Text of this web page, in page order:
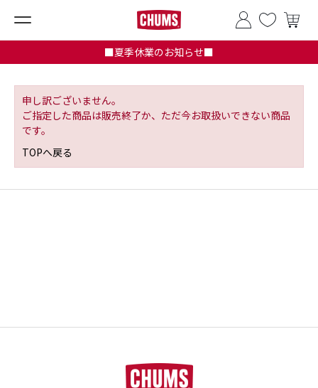
■夏季休業のお知らせ■
申し訳ございません。
ご指定した商品は販売終了か、ただ今お取扱いできない商品
です。
TOPへ戻る